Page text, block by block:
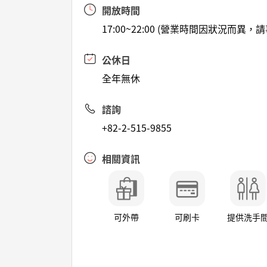
開放時間
17:00~22:00 (營業時間因狀況而異，
公休日
全年無休
諮詢
+82-2-515-9855
相關資訊
可外帶 可刷卡 提供洗手